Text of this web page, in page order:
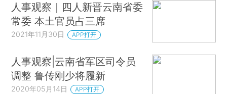
人事观察｜四人新晋云南省委
常委 本土官员占三席
2021年11月30日 APP打开
人事观察|云南省军区司令员
调整 鲁传刚少将履新
2020年05月14日 APP打开